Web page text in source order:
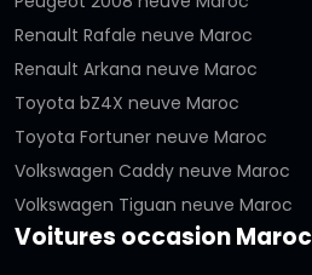
Renault Rafale neuve Maroc
Renault Arkana neuve Maroc
Toyota bZ4X neuve Maroc
Toyota Fortuner neuve Maroc
Volkswagen Caddy neuve Maroc
Volkswagen Tiguan neuve Maroc
Voitures occasion Maroc